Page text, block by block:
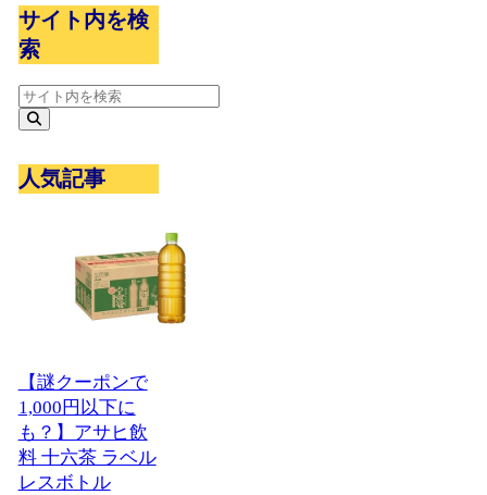
サイト内を検
索
人気記事
【謎クーポンで
1,000円以下に
も？】アサヒ飲
料 十六茶 ラベル
レスボトル